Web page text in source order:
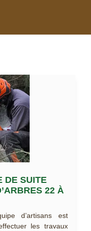
DE SUITE
22 À
d’artisans est
les travaux